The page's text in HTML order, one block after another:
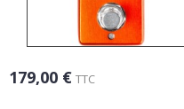
179,00 € TTC